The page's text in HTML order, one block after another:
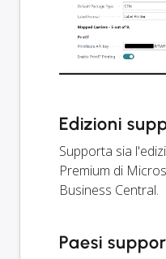
Edizioni
Supporta sia
Premium di
Business Central.
Paesi